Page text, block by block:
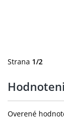
Strana 1/2
Overené